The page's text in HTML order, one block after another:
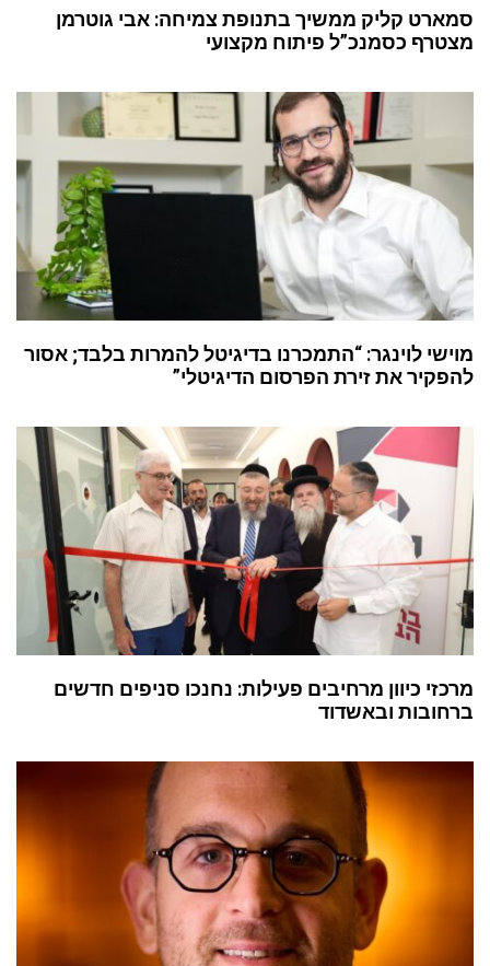
סמארט קליק ממשיך בתנופת צמיחה: אבי גוטרמן
מצטרף כסמנכ”ל פיתוח מקצועי
מוישי לוינגר: “התמכרנו בדיגיטל להמרות בלבד; אסור
להפקיר את זירת הפרסום הדיגיטלי”
מרכזי כיוון מרחיבים פעילות: נחנכו סניפים חדשים
ברחובות ובאשדוד